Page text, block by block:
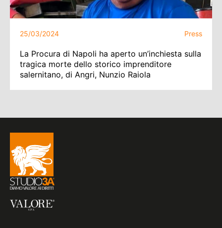
25/03/2024 Press
La Procura di Napoli ha aperto un’inchiesta sulla
tragica morte dello storico imprenditore
salernitano, di Angri, Nunzio Raiola